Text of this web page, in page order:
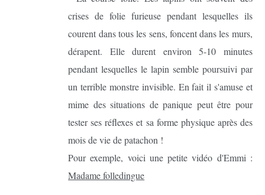
crises de folie furieuse pendant lesquelles ils
courent dans tous les sens, foncent dans les murs,
dérapent. Elle durent environ 5-10 minutes
pendant lesquelles le lapin semble poursuivi par
un terrible monstre invisible. En fait il s'amuse et
mime des situations de panique peut être pour
tester ses réflexes et sa forme physique après des
mois de vie de patachon !
Pour exemple, voici une petite vidéo d'Emmi :
Madame folledingue